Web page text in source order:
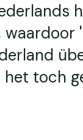
toch